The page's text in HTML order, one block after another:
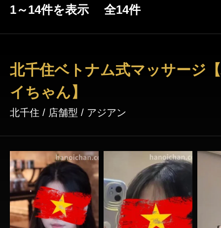
茨城 栃木
ギャラリー
1～14件を表示 全14件
北千住ベトナム式マッサージ
イちゃん】
北千住 / 店舗型 / アジアン